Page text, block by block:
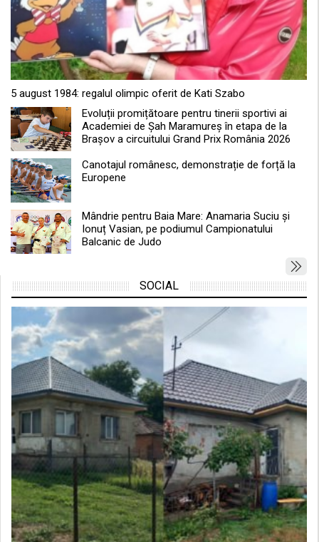
5 august 1984: regalul olimpic oferit de Kati Szabo
Evoluții promițătoare pentru tinerii sportivi ai
Academiei de Șah Maramureș în etapa de la
Brașov a circuitului Grand Prix România 2026
Canotajul românesc, demonstrație de forță la
Europene
Mândrie pentru Baia Mare: Anamaria Suciu și
Ionuț Vasian, pe podiumul Campionatului
Balcanic de Judo
SOCIAL